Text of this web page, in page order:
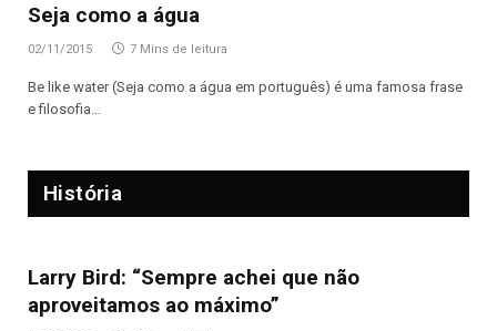
Seja como a água
02/11/2015 7 Mins de leitura
Be like water (Seja como a água em português) é uma famosa frase
e filosofia…
História
Larry Bird: “Sempre achei que não
aproveitamos ao máximo”